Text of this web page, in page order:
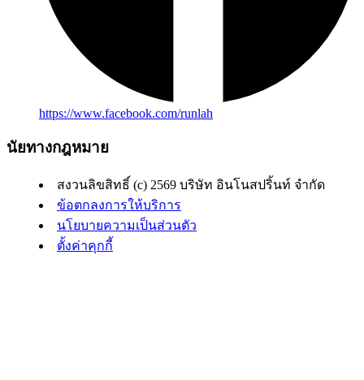
https://www.facebook.com/runlah
นัยทางกฎหมาย
สงวนลิขสิทธิ์ (c) 2569 บริษัท อินโนสปริ้นท์ จำกัด
ข้อตกลงการให้บริการ
นโยบายความเป็นส่วนตัว
ตั้งค่าคุกกี้